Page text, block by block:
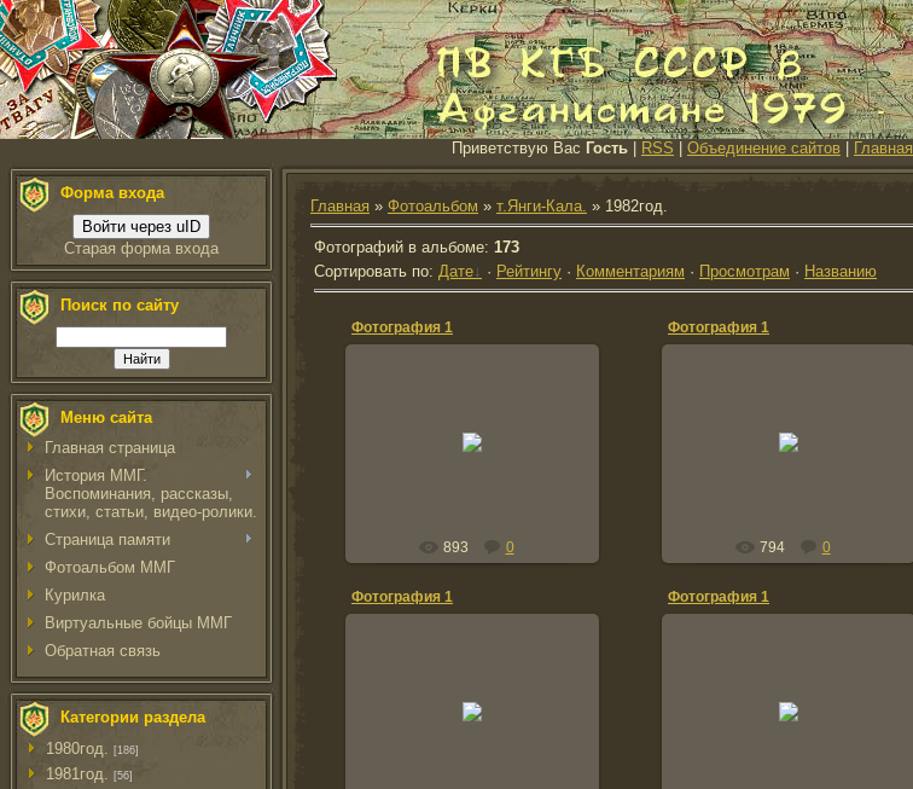
Приветствую Вас Гость RSS Объединение сайтов Главная
Форма входа
Войти через uID
Старая форма входа
Поиск по сайту
Меню сайта
Главная страница
История ММГ.
Воспоминания, рассказы,
стихи, статьи, видео-ролики.
Страница памяти
Фотоальбом ММГ
Курилка
Виртуальные бойцы ММГ
Обратная связь
Категории раздела
1980год. [186]
1981год. [56]
Главная » Фотоальбом » т.Янги-Кала. » 1982год.
Фотографий в альбоме: 173
Сортировать по: Дате · Рейтингу · Комментариям · Просмотрам · Названию
Фотография 1
893 0
Фотография 1
794 0
Фотография 1 Фотография 1